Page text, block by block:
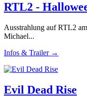
RTL2 -
Ausstrahlung auf RTL2
Michael...
Infos & Trailer →
Evil Dead Rise